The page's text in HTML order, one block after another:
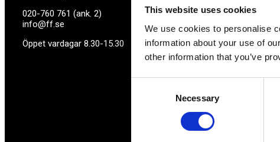
This website uses cookies
We use cookies to personalise
information about your use of
other information that you’ve
Necessary
020-760 761 (ank. 2)
info@ff.se
Öppet vardagar 8.30-15.30